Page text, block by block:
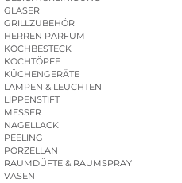
GLÄSER
GRILLZUBEHÖR
HERREN PARFUM
KOCHBESTECK
KOCHTÖPFE
KÜCHENGERÄTE
LAMPEN & LEUCHTEN
LIPPENSTIFT
MESSER
NAGELLACK
PEELING
PORZELLAN
RAUMDÜFTE & RAUMSPRAY
VASEN